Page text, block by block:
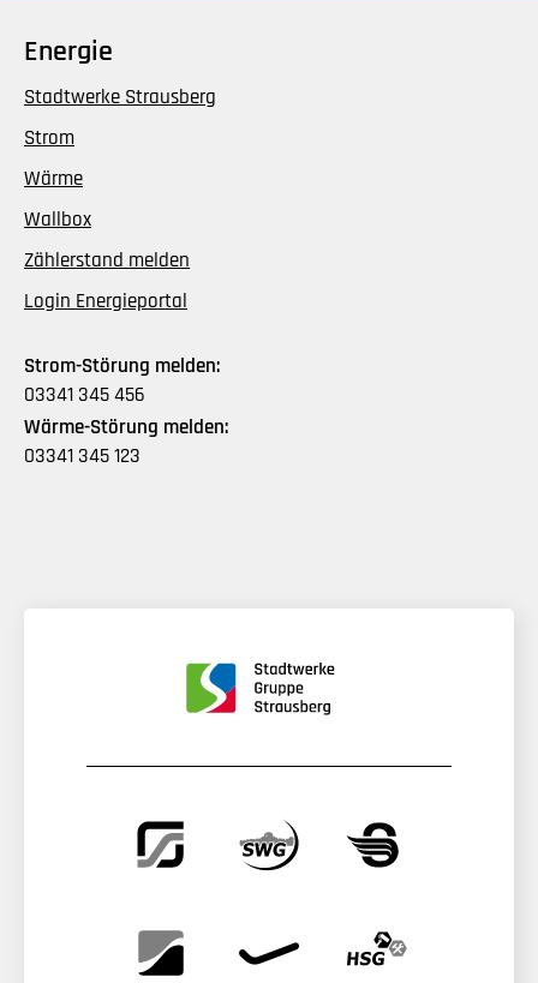
Energie
Stadtwerke Strausberg
Strom
Wärme
Wallbox
Zählerstand melden
Login Energieportal
Strom-Störung melden:
03341 345 456
Wärme-Störung melden:
03341 345 123